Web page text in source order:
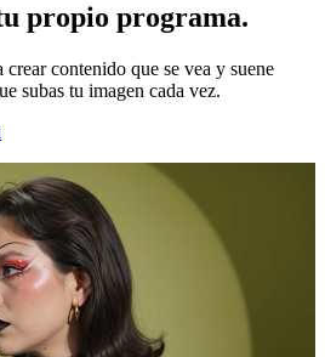
propio programa.
contenido que se vea y suene
subas tu imagen cada vez.